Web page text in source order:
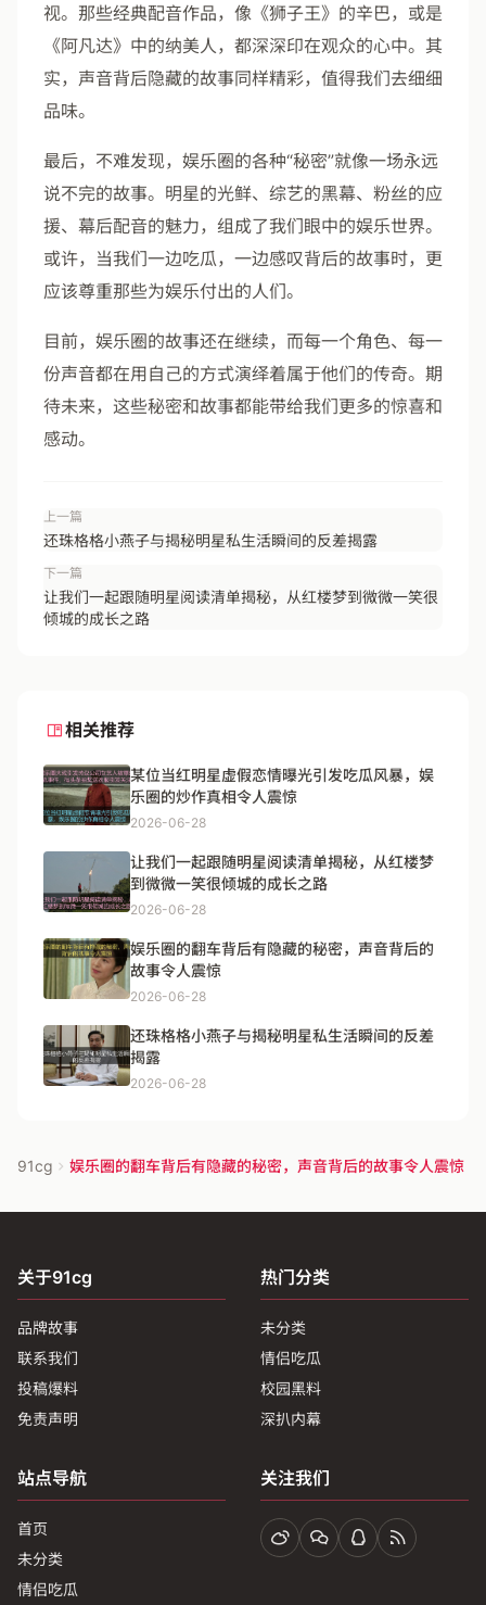
视。那些经典配音作品，像《狮子王》的辛巴，或是
《阿凡达》中的纳美人，都深深印在观众的心中。其
实，声音背后隐藏的故事同样精彩，值得我们去细细
品味。
最后，不难发现，娱乐圈的各种“秘密”就像一场永远
说不完的故事。明星的光鲜、综艺的黑幕、粉丝的应
援、幕后配音的魅力，组成了我们眼中的娱乐世界。
或许，当我们一边吃瓜，一边感叹背后的故事时，更
应该尊重那些为娱乐付出的人们。
目前，娱乐圈的故事还在继续，而每一个角色、每一
份声音都在用自己的方式演绎着属于他们的传奇。期
待未来，这些秘密和故事都能带给我们更多的惊喜和
感动。
上一篇
还珠格格小燕子与揭秘明星私生活瞬间的反差揭露
下一篇
让我们一起跟随明星阅读清单揭秘，从红楼梦到微微一笑很
倾城的成长之路
相关推荐
某位当红明星虚假恋情曝光引发吃瓜风暴，娱
乐圈的炒作真相令人震惊
2026-06-28
让我们一起跟随明星阅读清单揭秘，从红楼梦
到微微一笑很倾城的成长之路
2026-06-28
娱乐圈的翻车背后有隐藏的秘密，声音背后的
故事令人震惊
2026-06-28
还珠格格小燕子与揭秘明星私生活瞬间的反差
揭露
2026-06-28
91cg 娱乐圈的翻车背后有隐藏的秘密，声音背后的故事令人震惊
关于91cg
品牌故事
联系我们
投稿爆料
免责声明
热门分类
未分类
情侣吃瓜
校园黑料
深扒内幕
站点导航
首页
未分类
情侣吃瓜
关注我们